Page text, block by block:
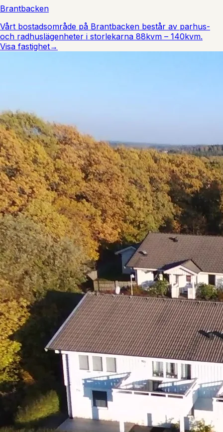
Brantbacken
Vårt bostadsområde på Brantbacken består av parhus-
och radhuslägenheter i storlekarna 88kvm – 140kvm.
Visa fastighet→